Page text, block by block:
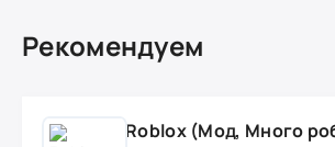
Рекомендуем
Roblox (Мод, Много